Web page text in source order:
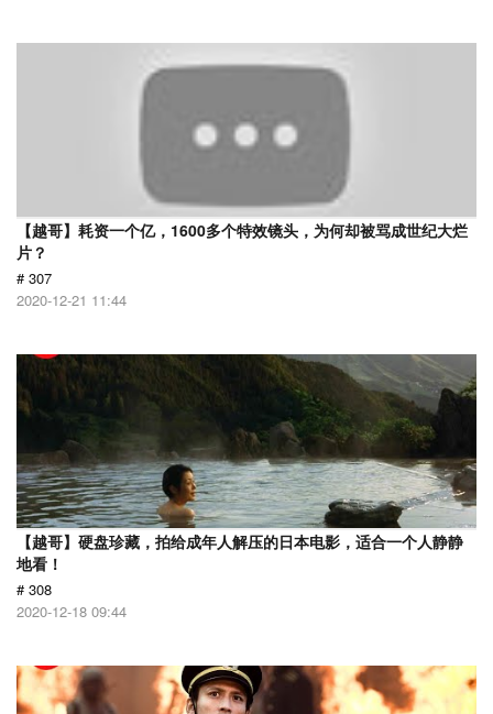
【越哥】耗资一个亿，1600多个特效镜头，为何却被骂成世纪大烂
片？
# 307
2020-12-21 11:44
【越哥】硬盘珍藏，拍给成年人解压的日本电影，适合一个人静静
地看！
# 308
2020-12-18 09:44